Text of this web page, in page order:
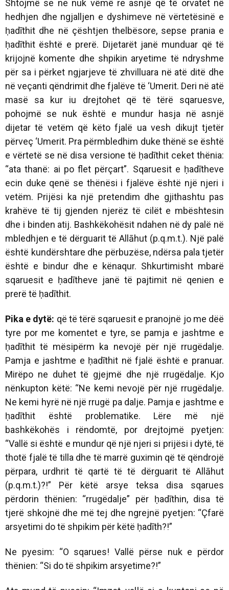
Shtojmë se ne nuk vëmë re asnjë që të orvatet në
hedhjen dhe ngjalljen e dyshimeve në vërtetësinë e
ḥadīthit dhe në çështjen thelbësore, sepse prania e
ḥadīthit është e prerë. Dijetarët janë munduar që të
krijojnë komente dhe shpikin aryetime të ndryshme
për sa i përket ngjarjeve të zhvilluara në atë ditë dhe
në veçanti qëndrimit dhe fjalëve të ‘Umerit. Deri në atë
masë sa kur iu drejtohet që të tërë sqaruesve,
pohojmë se nuk është e mundur hasja në asnjë
dijetar të vetëm që këto fjalë ua vesh dikujt tjetër
përveç ‘Umerit. Pra përmbledhim duke thënë se është
e vërtetë se në disa versione të ḥadīthit ceket thënia:
“ata thanë: ai po flet përçart”. Sqaruesit e ḥadītheve
ecin duke qenë se thënësi i fjalëve është një njeri i
vetëm. Prijësi ka një pretendim dhe gjithashtu pas
krahëve të tij gjenden njerëz të cilët e mbështesin
dhe i binden atij. Bashkëkohësit ndahen në dy palë në
mbledhjen e të dërguarit të Allāhut (p.q.m.t.). Një palë
është kundërshtare dhe përbuzëse, ndërsa pala tjetër
është e bindur dhe e kënaqur. Shkurtimisht mbarë
sqaruesit e ḥadītheve janë të pajtimit në qenien e
prerë të ḥadīthit.
Pika e dytë: që të tërë sqaruesit e pranojnë jo me dëë
tyre por me komentet e tyre, se pamja e jashtme e
ḥadīthit të mësipërm ka nevojë për një rrugëdalje.
Pamja e jashtme e ḥadīthit në fjalë është e pranuar.
Mirëpo ne duhet të gjejmë dhe një rrugëdalje. Kjo
nënkupton këtë: “Ne kemi nevojë për një rrugëdalje.
Ne kemi hyrë në një rrugë pa dalje. Pamja e jashtme e
ḥadīthit është problematike. Lëre më një
bashkëkohës i rëndomtë, por drejtojmë pyetjen:
“Vallë si është e mundur që një njeri si prijësi i dytë, të
thotë fjalë të tilla dhe të marrë guximin që të qëndrojë
përpara, urdhrit të qartë të të dërguarit të Allāhut
(p.q.m.t.)?!” Për këtë arsye teksa disa sqarues
përdorin thënien: “rrugëdalje” për ḥadīthin, disa të
tjerë shkojnë dhe më tej dhe ngrejnë pyetjen: “Çfarë
arsyetimi do të shpikim për këtë ḥadīth?!”
Ne pyesim: “O sqarues! Vallë përse nuk e përdor
thënien: “Si do të shpikim arsyetime?!”